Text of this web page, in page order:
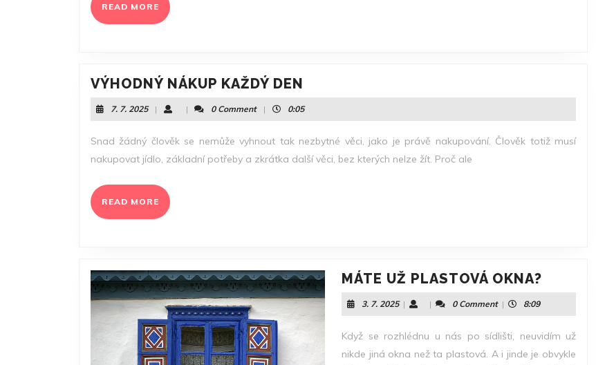
READ MORE READ
MORE
VÝHODNÝ NÁKUP KAŽDÝ DEN
NÁKUP
KAŽDÝ
7. 7. 20257.
7.
| | 0 Comment | 0:05
Snad žádný člověk se nemůže vyhnout tak nezbytné věci, jako je právě nakupování. Člověk totiž musí
nakupovat jídlo, základní potřeby a zkrátka další věci, bez kterých nelze žít. Proč ale
READ MORE READ
MORE
MÁTE UŽ PLASTOVÁ OKNA?
UŽ
OKNA?
3. 7. 20253.
7.
| | 0 Comment | 8:09
Když se rozhlédnu u nás po sídlišti, neuvidím už
nikde jiná okna než ta plastová. A i jinde je obvykle